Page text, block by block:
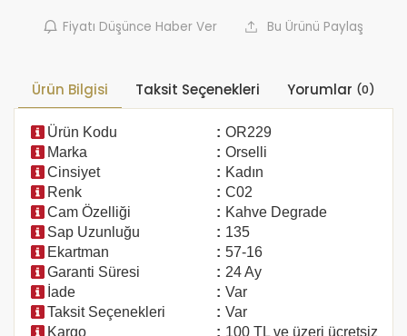
Fiyatı Düşünce Haber Ver Bu Ürünü Paylaş
Ürün Bilgisi Taksit Seçenekleri Yorumlar (0)
Ürün Kodu : OR229
Marka
: Orselli
Cinsiyet
: Kadın
Renk
: C02
Cam Özelliği
: Kahve Degrade
Sap Uzunluğu
: 135
Ekartman
: 57-16
Garanti Süresi
: 24 Ay
İade
: Var
Taksit Seçenekleri
: Var
Kargo
: 100 TL ve üzeri ücretsiz